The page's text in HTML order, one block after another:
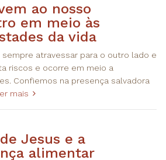
ao nosso
em meio às
da vida
sempre atravessar para o outro lado e
riscos e ocorre em meio a
Confiemos na presença salvadora
mais
Jesus e a
alimentar